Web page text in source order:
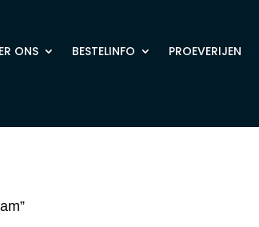
ONS BESTELINFO PROEVERIJEN